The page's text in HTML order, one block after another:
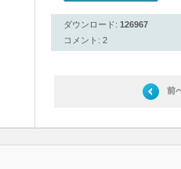
ダウンロード: 126967
コメント: 2
前